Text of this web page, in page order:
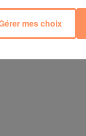
mes choix